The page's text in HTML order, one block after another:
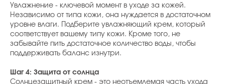
Увлажнение - ключевой момент в уходе за кожей.
Независимо от типа кожи, она нуждается в достаточном
уровне влаги. Подберите увлажняющий крем, который
соответствует вашему типу кожи. Кроме того, не
забывайте пить достаточное количество воды, чтобы
поддерживать баланс изнутри.
Шаг 4: Защита от солнца
Солнцезащитный крем - это неотъемлемая часть ухода